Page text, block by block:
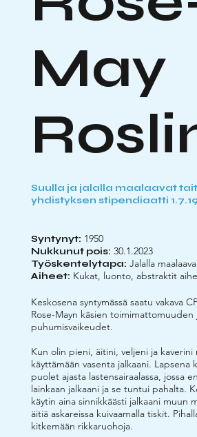
May
Suulla ja jalalla maalaavat
yhdistyksen stipendiaatti
Syntynyt: 1950
Nukkunut pois: 30.1.2023
Työskentelytapa: Jalalla maalaava
Aiheet: Kukat, luonto, abstraktit
Keskosena syntymässä saatu vakava
Rose-Mayn käsien toimimattomuuden
puhumisvaikeudet.
Kun olin pieni, äitini, veljeni ja kaverini
käyttämään vasenta jalkaani. Lapsena
puolet ajasta lastensairaalassa, jossa
lainkaan jalkaani ja se tuntui pahalta.
käytin aina sinnikkäästi jalkaani muun
äitiä askareissa kuivaamalla tiskit.
kitkemään rikkaruohoja.